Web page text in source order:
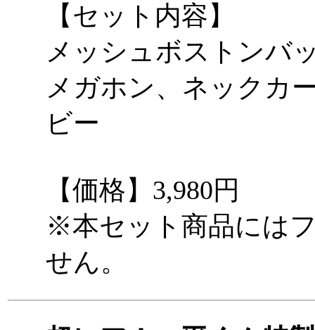
【セット内容】
メッシュボストンバ
メガホン、ネックカ
ビー
【価格】3,980円
※本セット商品には
せん。